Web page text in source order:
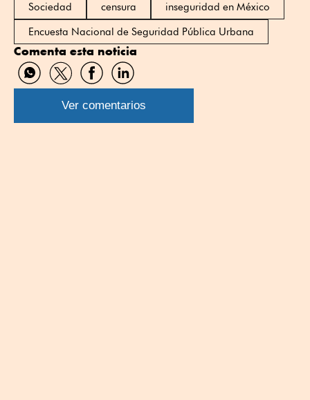
Sociedad
censura
inseguridad en México
Encuesta Nacional de Seguridad Pública Urbana
Comenta esta noticia
Compartir
por
WhatsApp
Compartir
por
Twitter
Compartir
por
Facebook
Compartir
por
Linkedin
Ver comentarios